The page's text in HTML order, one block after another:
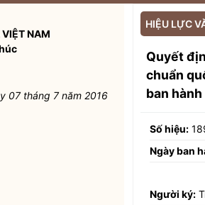
NAM
07 tháng 7 năm 2016
HIỆU LỰC
Quyết
chuẩn
ban hành
Số hiệu:
Ngày ban
Người ký: